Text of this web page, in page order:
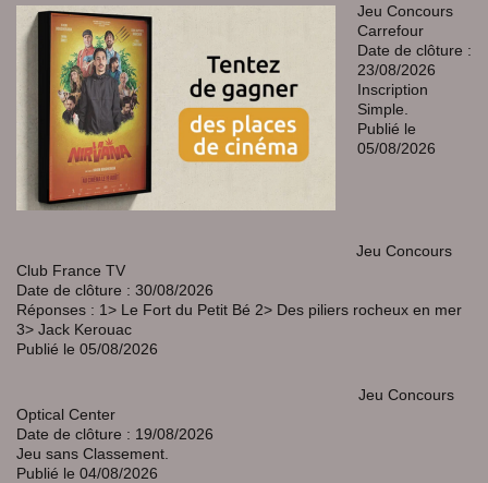
Jeu Concours
Carrefour
Date de clôture :
23/08/2026
Inscription
Simple.
Publié le
05/08/2026
Jeu Concours
Club France TV
Date de clôture : 30/08/2026
Réponses : 1> Le Fort du Petit Bé 2> Des piliers rocheux en mer
3> Jack Kerouac
Publié le 05/08/2026
Jeu Concours
Optical Center
Date de clôture : 19/08/2026
Jeu sans Classement.
Publié le 04/08/2026